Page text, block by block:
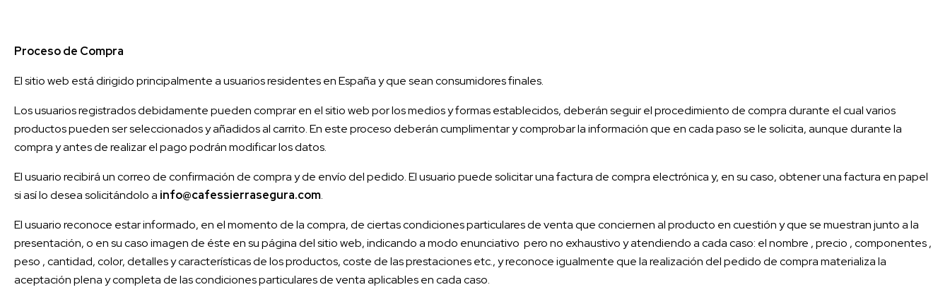
Proceso de Compra
El sitio web está dirigido principalmente a usuarios residentes en España y que sean consumidores finales.
Los usuarios registrados debidamente pueden comprar en el sitio web por los medios y formas establecidos, deberán seguir el procedimiento de compra durante el cual varios
productos pueden ser seleccionados y añadidos al carrito. En este proceso deberán cumplimentar y comprobar la información que en cada paso se le solicita, aunque durante la
compra y antes de realizar el pago podrán modificar los datos.
El usuario recibirá un correo de confirmación de compra y de envío del pedido. El usuario puede solicitar una factura de compra electrónica y, en su caso, obtener una factura en papel
si así lo desea solicitándolo a info@cafessierrasegura.com.
El usuario reconoce estar informado, en el momento de la compra, de ciertas condiciones particulares de venta que conciernen al producto en cuestión y que se muestran junto a la
presentación, o en su caso imagen de éste en su página del sitio web, indicando a modo enunciativo pero no exhaustivo y atendiendo a cada caso: el nombre , precio , componentes ,
peso , cantidad, color, detalles y características de los productos, coste de las prestaciones etc., y reconoce igualmente que la realización del pedido de compra materializa la
aceptación plena y completa de las condiciones particulares de venta aplicables en cada caso.